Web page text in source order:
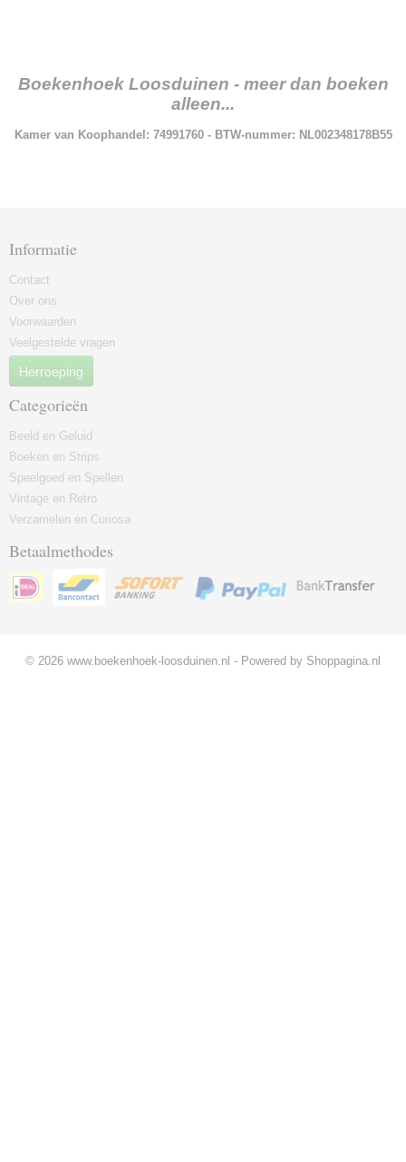
Boekenhoek Loosduinen - meer dan boeken
alleen...
Kamer van Koophandel: 74991760 - BTW-nummer: NL002348178B55
Informatie
Contact
Over ons
Voorwaarden
Veelgestelde vragen
Herroeping
Categorieën
Beeld en Geluid
Boeken en Strips
Speelgoed en Spellen
Vintage en Retro
Verzamelen en Curiosa
Betaalmethodes
© 2026 www.boekenhoek-loosduinen.nl - Powered by Shoppagina.nl